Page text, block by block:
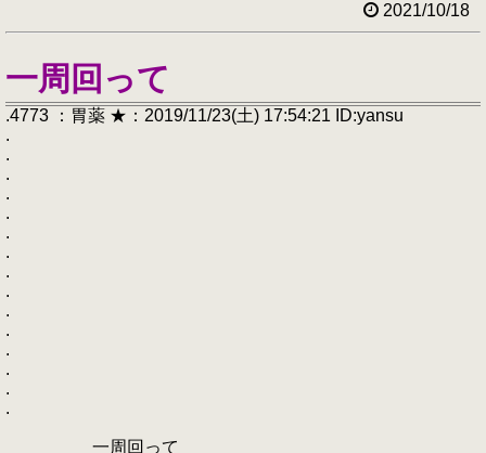
2021/10/18
一周回って
.4773 ：胃薬 ★：2019/11/23(土) 17:54:21 ID:yansu
.
.
.
.
.
.
.
.
.
.
.
.
.
.
.
一周回って